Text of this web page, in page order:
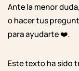
Ante la menor
o hacer tus
para ayudarte ❤️.
Este texto ha sido